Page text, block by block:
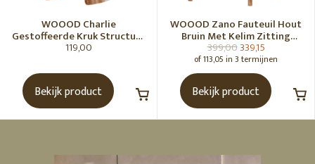
WOOOD Charlie
Gestoffeerde Kruk Structuur
Stof Karamelbruin [Fsc]
119,00
Bekijk product
WOOOD Zano Fauteuil Hout
Bruin Met Kelim Zitting
Naturel
399,00339,15
of 113,05 in 3 termijnen
Bekijk product